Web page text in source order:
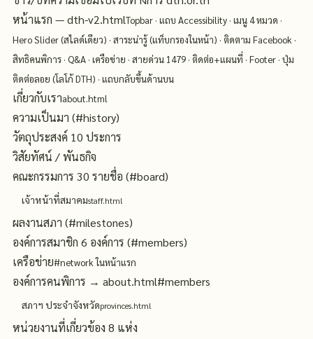
หน้าแรก — dth-v2.htmlTopbar · แถบ Accessibility · เมนู 4 หมวด ·
Hero Slider (สไลด์เดียว) · สาระน่ารู้ (แท็บกรองในหน้า) · ติดตาม Facebook ·
สิทธิคนพิการ · Q&A · เครือข่าย · สายด่วน 1479 · ติดต่อ+แผนที่ · Footer · ปุ่ม
ติดต่อลอย (โลโก้ DTH) · แถบกลับขึ้นด้านบน
เกี่ยวกับเราabout.html
ความเป็นมา (#history)
วัตถุประสงค์ 10 ประการ
วิสัยทัศน์ / พันธกิจ
คณะกรรมการ 30 รายชื่อ (#board)
เจ้าหน้าที่สมาคมstaff.html
ผลงานสภา (#milestones)
องค์การสมาชิก 6 องค์การ (#members)
เครือข่าย#network ในหน้าแรก
องค์การคนพิการ → about.html#members
สภาฯ ประจำจังหวัดprovinces.html
หน่วยงานที่เกี่ยวข้อง 8 แห่ง